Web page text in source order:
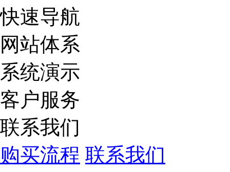
快速导航
网站体系
系统演示
客户服务
联系我们
购买流程 联系我们